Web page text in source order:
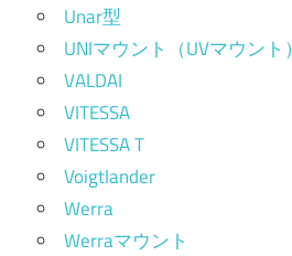
Unar型
UNIマウント（UVマウント）
VALDAI
VITESSA
VITESSA T
Voigtlander
Werra
Werraマウント